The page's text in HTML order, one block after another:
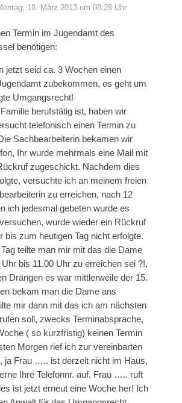
18. März 2013 um 08:28 Uhr
Termin im Jugendamt des
benötigen:
jetzt seid ca. 3 Wochen einen
zubekommen, es geht um
Umgangsrecht!
berufstätig ist, haben wir
telefonisch einen Termin zu
Sachbearbeiterin bekamen wir
Ihr wurde mehrmals eine Mail mit
zugeschickt. Nachdem dies
versuchte ich an meinem freien
zu erreichen, nach 12
ich jedesmal gebeten wurde es
wurde wieder ein Rückruf
bis zum heutigen Tag nicht erfolgte.
teilte man mir mit das die Dame
bis 11.00 Uhr zu erreichen sei ?!,
Drängen es war mittlerweile der 15.
bekam man die Dame ans
mir dann mit das ich am nächsten
soll, zwecks Terminabsprache,
( so kurzfristig) keinen Termin
Morgen rief ich zur vereinbarten
ja Frau ….. ist derzeit nicht im Haus,
Ihre Telefonnr. auf, Frau ….. ruft
ist jetzt erneut eine Woche her! Ich